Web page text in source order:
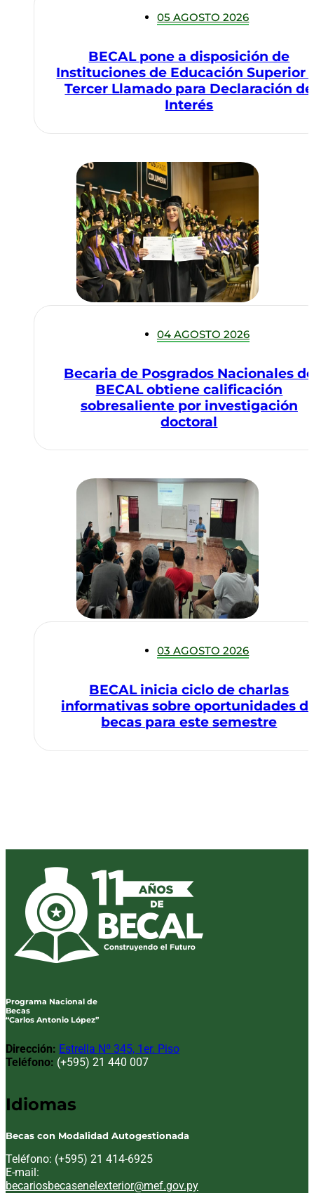
05 AGOSTO 2026
BECAL pone a disposición de
Instituciones de Educación Superior
Tercer Llamado para Declaración de
Interés
04 AGOSTO 2026
Becaria de Posgrados Nacionales de
BECAL obtiene calificación
sobresaliente por investigación
doctoral
03 AGOSTO 2026
BECAL inicia ciclo de charlas
informativas sobre oportunidades
becas para este semestre
Programa Nacional de
Becas
“Carlos Antonio López”
Dirección: Estrella Nº 345, 1er. Piso
Teléfono: (+595) 21 440 007
Idiomas
Becas con Modalidad Autogestionada
Teléfono: (+595) 21 414-6925
E-mail:
Email:
becariosbecasenelexterior@mef.gov.py